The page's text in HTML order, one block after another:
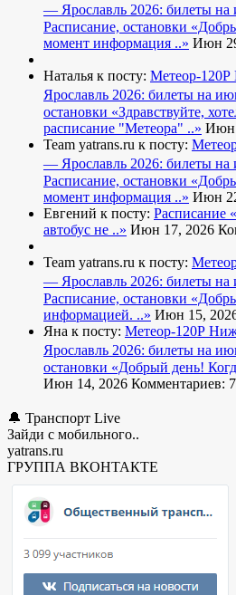
— Ярославль 2026: билеты на
Расписание, остановки
момент информация ..» Июн
Наталья к посту: Метеор-
Ярославль 2026: билеты на
остановки «Здравствуйте,
расписание "Метеора" ..» Июн
Team yatrans.ru к посту:
— Ярославль 2026: билеты на
Расписание, остановки
момент информация ..» Июн
Евгений к посту: Расписание
автобус не ..» Июн 17, 2026
Team yatrans.ru к посту:
— Ярославль 2026: билеты на
Расписание, остановки
информацией. ..» Июн 15,
Яна к посту: Метеор-120Р
Ярославль 2026: билеты на
остановки «Добрый день!
Июн 14, 2026 Комментариев: 7
🔔 Транспорт Live
Зайди с мобильного..
yatrans.ru
ГРУППА ВКОНТАКТЕ